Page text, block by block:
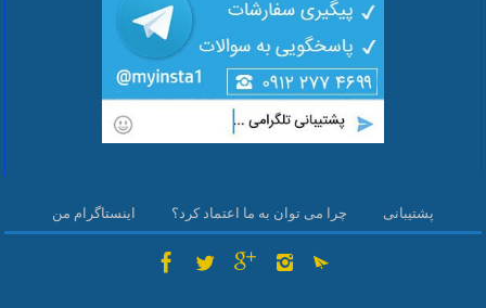
اینستاگرام من چرا می توان به ما اعتماد کرد؟ پشتیبانی